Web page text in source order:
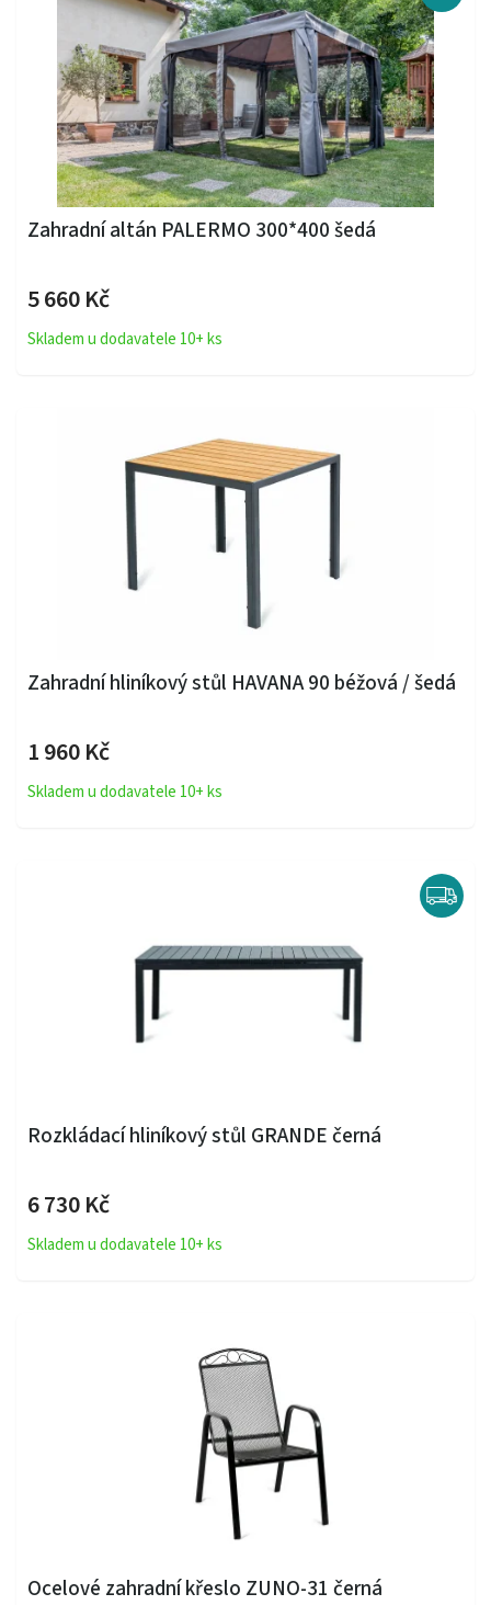
Zahradní altán PALERMO 300*400 šedá
5 660 Kč
Skladem u dodavatele 10+ ks
Zahradní hliníkový stůl HAVANA 90 béžová / šedá
1 960 Kč
Skladem u dodavatele 10+ ks
Rozkládací hliníkový stůl GRANDE černá
6 730 Kč
Skladem u dodavatele 10+ ks
Ocelové zahradní křeslo ZUNO-31 černá